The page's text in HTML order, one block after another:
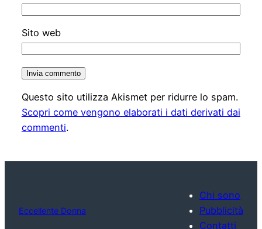
Sito web
Questo sito utilizza Akismet per ridurre lo spam.
Scopri come vengono elaborati i dati derivati dai
commenti.
Eccellente Donna
Chi sono
Pubblicità
Contatti